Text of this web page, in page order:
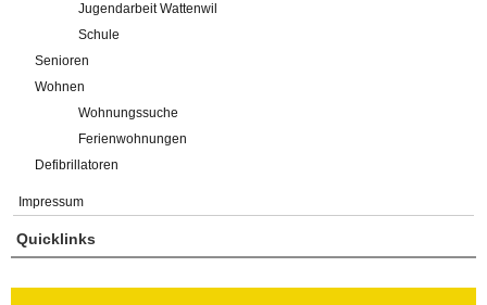
Jugendarbeit Wattenwil
Schule
Senioren
Wohnen
Wohnungssuche
Ferienwohnungen
Defibrillatoren
Impressum
Quicklinks